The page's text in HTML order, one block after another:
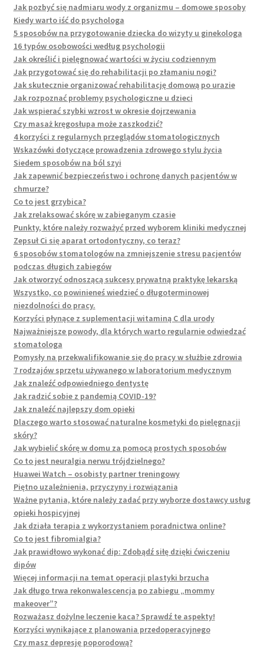
Jak pozbyć się nadmiaru wody z organizmu – domowe sposoby
Kiedy warto iść do psychologa
5 sposobów na przygotowanie dziecka do wizyty u ginekologa
16 typów osobowości według psychologii
Jak określić i pielęgnować wartości w życiu codziennym
Jak przygotować się do rehabilitacji po złamaniu nogi?
Jak skutecznie organizować rehabilitację domową po urazie
Jak rozpoznać problemy psychologiczne u dzieci
Jak wspierać szybki wzrost w okresie dojrzewania
Czy masaż kręgosłupa może zaszkodzić?
4 korzyści z regularnych przeglądów stomatologicznych
Wskazówki dotyczące prowadzenia zdrowego stylu życia
Siedem sposobów na ból szyi
Jak zapewnić bezpieczeństwo i ochronę danych pacjentów w
chmurze?
Co to jest grzybica?
Jak zrelaksować skórę w zabieganym czasie
Punkty, które należy rozważyć przed wyborem kliniki medycznej
Zepsuł Ci się aparat ortodontyczny, co teraz?
6 sposobów stomatologów na zmniejszenie stresu pacjentów
podczas długich zabiegów
Jak otworzyć odnoszącą sukcesy prywatną praktykę lekarską
Wszystko, co powinieneś wiedzieć o długoterminowej
niezdolności do pracy.
Korzyści płynące z suplementacji witaminą C dla urody
Najważniejsze powody, dla których warto regularnie odwiedzać
stomatologa
Pomysły na przekwalifikowanie się do pracy w służbie zdrowia
7 rodzajów sprzętu używanego w laboratorium medycznym
Jak znaleźć odpowiedniego dentystę
Jak radzić sobie z pandemią COVID-19?
Jak znaleźć najlepszy dom opieki
Dlaczego warto stosować naturalne kosmetyki do pielęgnacji
skóry?
Jak wybielić skórę w domu za pomocą prostych sposobów
Co to jest neuralgia nerwu trójdzielnego?
Huawei Watch – osobisty partner treningowy
Piętno uzależnienia, przyczyny i rozwiązania
Ważne pytania, które należy zadać przy wyborze dostawcy usług
opieki hospicyjnej
Jak działa terapia z wykorzystaniem poradnictwa online?
Co to jest fibromialgia?
Jak prawidłowo wykonać dip: Zdobądź siłę dzięki ćwiczeniu
dipów
Więcej informacji na temat operacji plastyki brzucha
Jak długo trwa rekonwalescencja po zabiegu „mommy
makeover”?
Rozważasz dożylne leczenie kaca? Sprawdź te aspekty!
Korzyści wynikające z planowania przedoperacyjnego
Czy masz depresję poporodową?